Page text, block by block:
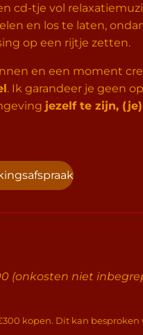
cd-tje vol
en los te laten,
op een rijtje zetten.
en een moment
. Ik garandeer je geen
jezelf te zijn,
(onkosten niet
kopen. Dit kan besproken